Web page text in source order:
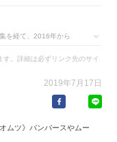
を経て、2016年から
たい・とにかく比較し
。詳細は必ずリンク先のサイ
2019年7月17日
オムツ》パンパースやムー